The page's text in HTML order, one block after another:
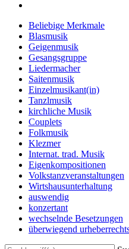
Beliebige Merkmale
Blasmusik
Geigenmusik
Gesangsgruppe
Liedermacher
Saitenmusik
Einzelmusikant(in)
Tanzlmusik
kirchliche Musik
Couplets
Folkmusik
Klezmer
Internat. trad. Musik
Eigenkompositionen
Volkstanzveranstaltungen
Wirtshausunterhaltung
auswendig
konzertant
wechselnde Besetzungen
überwiegend